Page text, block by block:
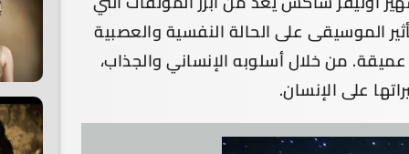
الموسيقى على الحالة النفسية والعصبية
من خلال أسلوبه الإنساني والجذاب،
على الإنسان.